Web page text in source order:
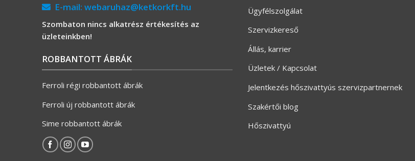
E-mail: webaruhaz@ketkorkft.hu
Szombaton nincs alkatrész értékesítés az
üzleteinkben!
ROBBANTOTT ÁBRÁK
Ferroli régi robbantott ábrák
Ferroli új robbantott ábrák
Sime robbantott ábrák
Ügyfélszolgálat
Szervizkereső
Állás, karrier
Üzletek / Kapcsolat
Jelentkezés hőszivattyús szervizpartnernek
Szakértői blog
Hőszivattyú